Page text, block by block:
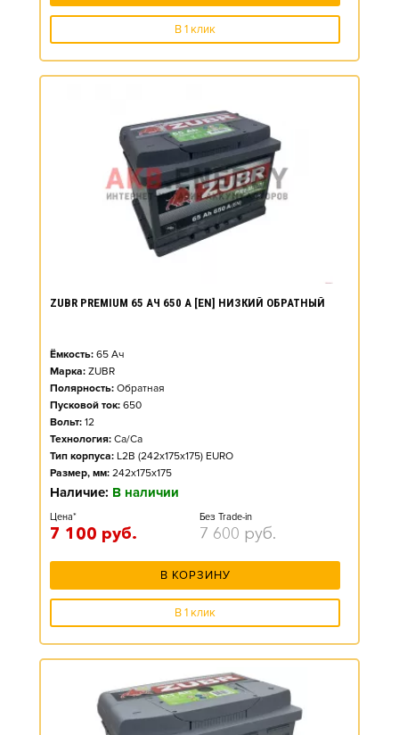
В 1 клик
ZUBR PREMIUM 65 АЧ 650 А [EN] НИЗКИЙ ОБРАТНЫЙ
Ёмкость: 65 Ач
Марка: ZUBR
Полярность: Обратная
Пусковой ток: 650
Вольт: 12
Технология: Ca/Ca
Тип корпуса: L2B (242x175x175) EURO
Размер, мм: 242x175x175
Наличие: В наличии
Цена*
7 100 руб.
Без Trade-in
7 600 руб.
В КОРЗИНУ
В 1 клик